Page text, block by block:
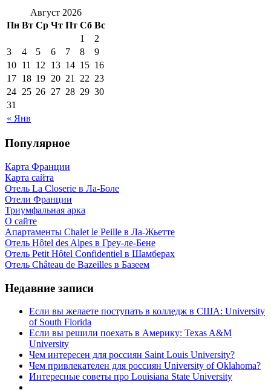
Август 2026
Пн Вт Ср Чт Пт Сб Вс
« Янв
1
2
3
4 5 6 7 8
9
10 11 12 13 14 15 16
17 18 19 20 21 22 23
24 25 26 27 28 29 30
31
Популярное
Карта Франции
Карта сайта
Отель La Closerie в Ла-Боле
Отели Франции
Триумфальная арка
О сайте
Апартаменты Chalet le Peille в Ла-Жьетте
Отель Hôtel des Alpes в Греу-ле-Бене
Отель Petit Hôtel Confidentiel в Шамберах
Отель Château de Bazeilles в Базеем
Недавние записи
Если вы желаете поступать в колледж в США: University
of South Florida
Если вы решили поехать в Америку: Texas A&M
University
Чем интересен для россиян Saint Louis University?
Чем привлекателен для россиян University of Oklahoma?
Интересные советы про Louisiana State University